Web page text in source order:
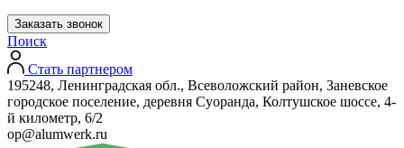
Заказать звонок
Поиск
Стать партнером
195248, Ленинградская обл., Всеволожский район, Заневское
городское поселение, деревня Суоранда, Колтушское шоссе, 4-
й километр, 6/2
op@alumwerk.ru